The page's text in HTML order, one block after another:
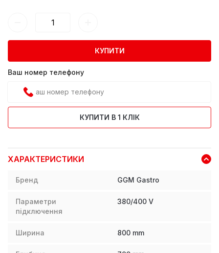
КУПИТИ
Ваш номер телефону
КУПИТИ В 1 КЛІК
ХАРАКТЕРИСТИКИ
Бренд GGM Gastro
Параметри
підключення
380/400 V
Ширина 800 mm